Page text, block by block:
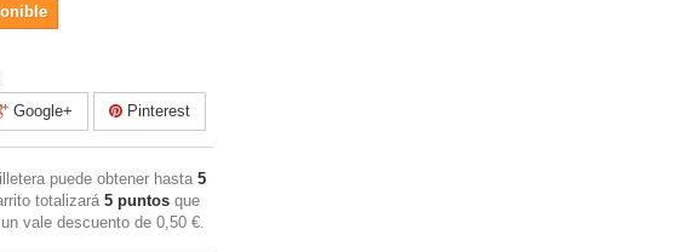
Google+ Pinterest
puede obtener hasta 5
totalizará 5 puntos que
vale descuento de 0,50 €